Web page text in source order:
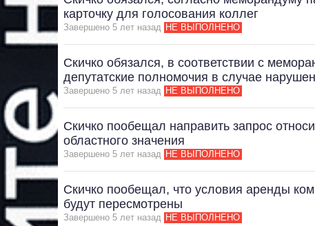
карточку для голосования коллег
Завершено 5 лет назад НЕ ВЫПОЛНЕНО
Скичко обязался, в соответствии с
депутатские полномочия в случае
Завершено 5 лет назад НЕ ВЫПОЛНЕНО
Скичко пообещал направить запрос
областного значения
Завершено 5 лет назад НЕ ВЫПОЛНЕНО
Скичко пообещал, что условия аренды
будут пересмотрены
Завершено 5 лет назад НЕ ВЫПОЛНЕНО